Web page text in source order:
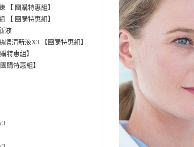
【 團購特惠組】
【 團購特惠組】
液
體清新液X3 【團購特惠組】
特惠組】
購特惠組】